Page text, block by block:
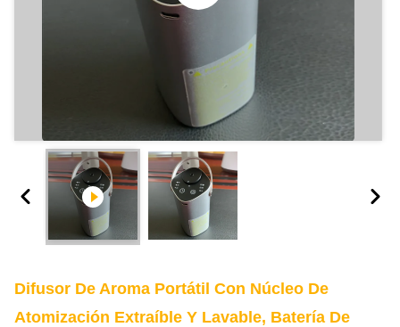
Difusor De Aroma Portátil Con Núcleo De
Atomización Extraíble Y Lavable, Batería De